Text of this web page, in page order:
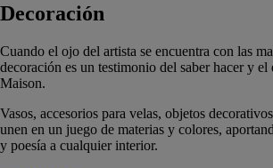
Decoración
Cuando el ojo del artista se encuentra con las
decoración es un testimonio del saber hacer y el
Maison.
Vasos, accesorios para velas, objetos
unen en un juego de materias y colores,
y poesía a cualquier interior.